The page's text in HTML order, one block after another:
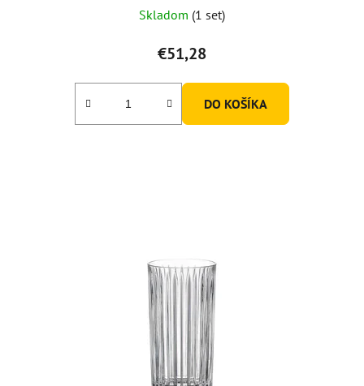
Skladom (1 set)
€51,28
DO KOŠÍKA